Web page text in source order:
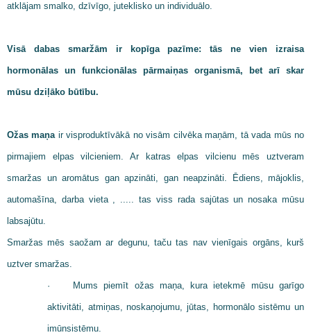
atklājam smalko, dzīvīgo, juteklisko un individuālo.
Visā dabas smaržām ir kopīga pazīme: tās ne vien izraisa
hormonālas un funkcionālas pārmaiņas organismā, bet arī skar
mūsu dziļāko būtību.
Ožas maņair visproduktīvākā no visām cilvēka maņām, tā vada mūs no
pirmajiem elpas vilcieniem. Ar katras elpas vilcienu mēs uztveram
smaržas un aromātus gan apzināti, gan neapzināti. Ēdiens, mājoklis,
automašīna, darba vieta , ..... tas viss rada sajūtas un nosaka mūsu
labsajūtu.
Smaržas mēs saožam ar degunu, taču tas nav vienīgais orgāns, kurš
uztver smaržas.
· Mums piemīt ožas maņa, kura ietekmē mūsu garīgo
aktivitāti, atmiņas, noskaņojumu, jūtas, hormonālo sistēmu un
imūnsistēmu.